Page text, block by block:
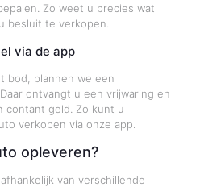
Zo weet u precies wat
besluit te verkopen.
via de app
bod, plannen we een
ontvangt u een vrijwaring en
contant geld. Zo kunt u
verkopen via onze app.
opleveren?
van verschillende